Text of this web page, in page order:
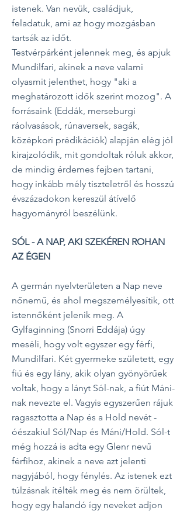
istenek. Van nevük, családjuk,
feladatuk, ami az hogy mozgásban
tartsák az időt.
Testvérpárként jelennek meg, és apjuk
Mundilfari, akinek a neve valami
olyasmit jelenthet, hogy "aki a
meghatározott idők szerint mozog". A
forrásaink (Eddák, merseburgi
ráolvasások, rúnaversek, sagák,
középkori prédikációk) alapján elég jól
kirajzolódik, mit gondoltak róluk akkor,
de mindig érdemes fejben tartani,
hogy inkább mély tiszteletről és hosszú
évszázadokon kereszül átívelő
hagyományról beszélünk.
SÓL - A NAP, AKI SZEKÉREN ROHAN
AZ ÉGEN
A germán nyelvterületen a Nap neve
nőnemű, és ahol megszemélyesítik, ott
istennőként jelenik meg. A
Gylfaginning (Snorri Eddája) úgy
meséli, hogy volt egyszer egy férfi,
Mundilfari. Két gyermeke született, egy
fiú és egy lány, akik olyan gyönyörűek
voltak, hogy a lányt Sól-nak, a fiút Máni-
nak nevezte el. Vagyis egyszerűen rájuk
ragasztotta a Nap és a Hold nevét -
óészakiul Sól/Nap és Máni/Hold. Sól-t
még hozzá is adta egy Glenr nevű
férfihoz, akinek a neve azt jelenti
nagyjából, hogy fénylés. Az istenek ezt
túlzásnak ítélték meg és nem örültek,
hogy egy halandó így neveket adjon